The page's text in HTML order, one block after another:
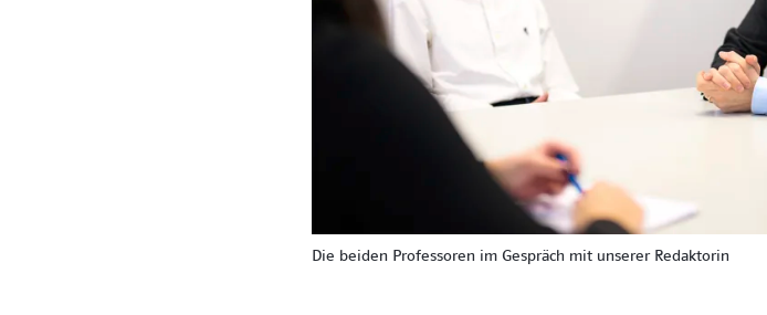
Die beiden Professoren im Gespräch mit unserer Redaktorin